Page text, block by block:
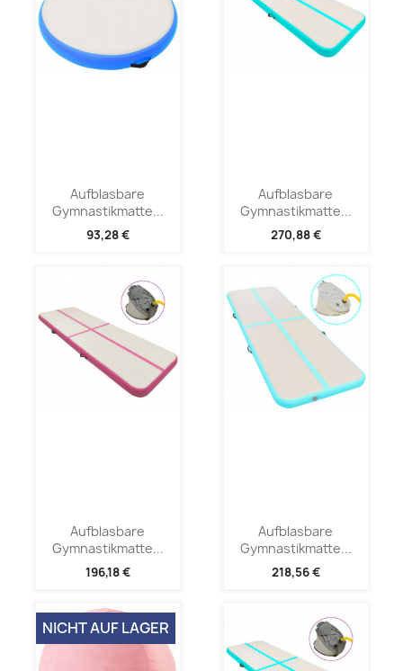
Aufblasbare
Gymnastikmatte...
93,28 €
Aufblasbare
Gymnastikmatte...
270,88 €
Aufblasbare
Gymnastikmatte...
196,18 €
Aufblasbare
Gymnastikmatte...
218,56 €
NICHT AUF LAGER